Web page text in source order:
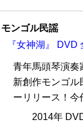
モンゴル民謡
『女神湖』 DVD
青年馬頭琴演奏
新創作モンゴ
ーリリース！今
2014年